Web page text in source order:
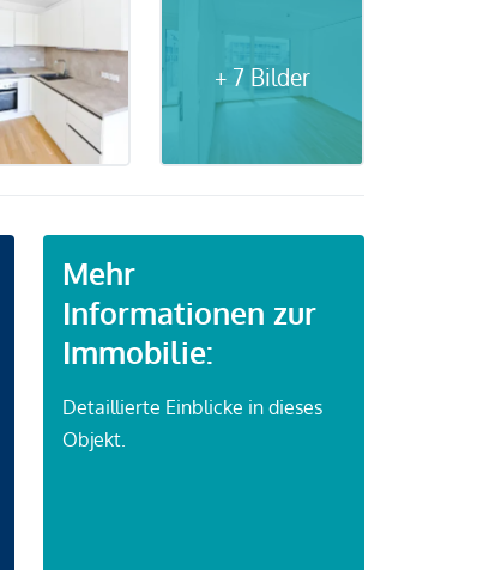
+ 7 Bilder
Mehr
Informationen zur
Immobilie:
Detaillierte Einblicke in dieses
Objekt.